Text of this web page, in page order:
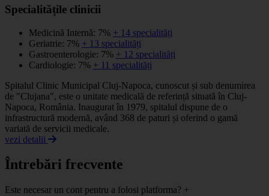
Specialitățile clinicii
Medicină Internă: 7% + 14 specialități
Geriatrie: 7% + 13 specialități
Gastroenterologie: 7% + 12 specialități
Cardiologie: 7% + 11 specialități
Spitalul Clinic Municipal Cluj-Napoca, cunoscut și sub denumirea
de "Clujana", este o unitate medicală de referință situată în Cluj-
Napoca, România. Inaugurat în 1979, spitalul dispune de o
infrastructură modernă, având 368 de paturi și oferind o gamă
variată de servicii medicale.
vezi detalii
Întrebări frecvente
Este necesar un cont pentru a folosi platforma? +